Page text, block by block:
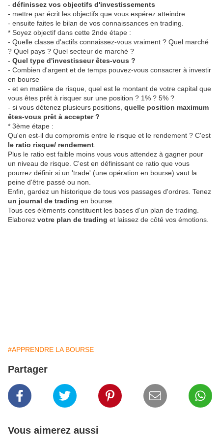
- définissez vos objectifs d'investissements
- mettre par écrit les objectifs que vous espérez atteindre
- ensuite faites le bilan de vos connaissances en trading.
* Soyez objectif dans cette 2nde étape :
- Quelle classe d'actifs connaissez-vous vraiment ? Quel marché
? Quel pays ? Quel secteur de marché ?
- Quel type d'investisseur êtes-vous ?
- Combien d'argent et de temps pouvez-vous consacrer à investir
en bourse
- et en matière de risque, quel est le montant de votre capital que
vous êtes prêt à risquer sur une position ? 1% ? 5% ?
- si vous détenez plusieurs positions, quelle position maximum
êtes-vous prêt à accepter ?
* 3ème étape :
Qu'en est-il du compromis entre le risque et le rendement ? C'est
le ratio risque/ rendement
Plus le ratio est faible moins vous vous attendez à gagner pour
un niveau de risque. C'est en définissant ce ratio que vous
pourrez définir si un 'trade' (une opération en bourse) vaut la
peine d'être passé ou non.
Enfin, gardez un historique de tous vos passages d'ordres. Tenez
un journal de trading en bourse.
Tous ces éléments constituent les bases d'un plan de trading.
Elaborez votre plan de trading et laissez de côté vos émotions.
#APPRENDRE LA BOURSE
Partager
Vous aimerez aussi